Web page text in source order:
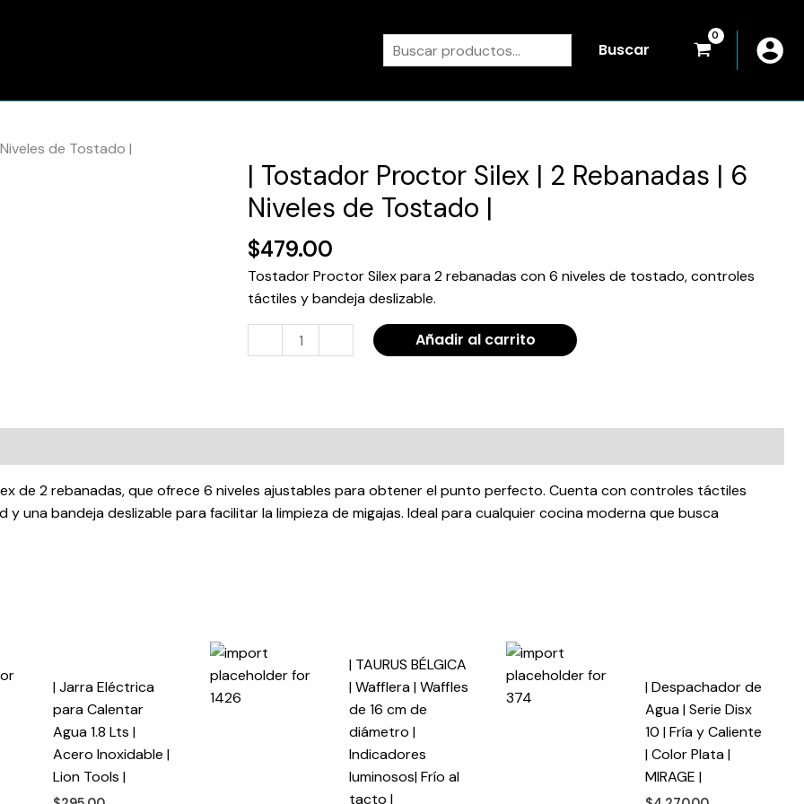
Buscar
de Tostado |
| Tostador Proctor Silex | 2 Rebanadas | 6
Niveles de Tostado |
$479.00
Tostador Proctor Silex para 2 rebanadas con 6 niveles de tostado, controles
táctiles y bandeja deslizable.
Tostador
Proctor
Silex
|
2
Rebanadas
|
cantidad
Añadir al carrito
de 2 rebanadas, que ofrece 6 niveles ajustables para obtener el punto perfecto. Cuenta con controles táctiles
una bandeja deslizable para facilitar la limpieza de migajas. Ideal para cualquier cocina moderna que busca
| Jarra Eléctrica
para Calentar
Agua 1.8 Lts |
Acero Inoxidable |
Lion Tools |
| TAURUS BÉLGICA
| Wafflera | Waffles
de 16 cm de
diámetro |
Indicadores
luminosos| Frío al
tacto |
| Despachador de
Agua | Serie Disx
10 | Fría y Caliente
| Color Plata |
MIRAGE |